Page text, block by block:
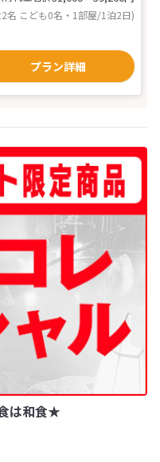
名 こども0名・1部屋/1泊2日)
プラン詳細
は和食★